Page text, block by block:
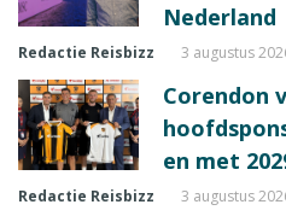
Nederland
Redactie Reisbizz 3 augustus
Corendon
en met
Redactie Reisbizz 3 augustus